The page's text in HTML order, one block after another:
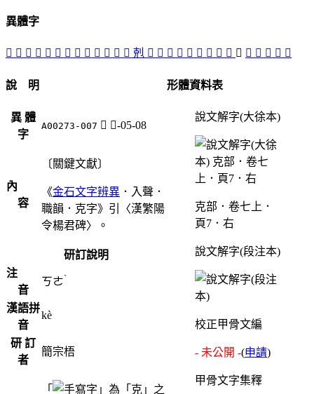
異體字
󰔰 󰔱 󰔼 𠅏 𠅔 󰔯 𠅡 𠑽 󰔶 󰔵 󰔾 󰔴 󰔷 剋 󰔳 𠧳 𠧹 󰔸 𠧻 󰔲 󰔿 󰔹 󰔽 𡱀 󰔮 𡱠 󰔻 𣳂 󰔺
說 明
異 體
字
A00273-007 𡱀 尸-05-08
內
容
〔關鍵文獻〕
《金石文字辨異 ．入聲．
職韻．克字》引〈漢繁陽
令楊君碑〉。
研訂說明
注
音
ㄎㄜˋ
漢語拼
音
kè
研 訂
者
簡宗梧
「
」為「克」之
形體資料表
說文解字(大徐本)
克部．卷七上．
頁7．右
說文解字(段注本)
校正甲骨文編
- 未公開 -(申請)
甲骨文字集釋